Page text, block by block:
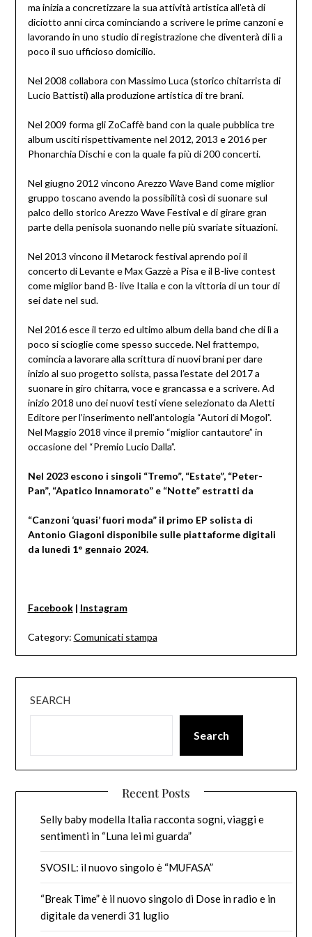
ma inizia a concretizzare la sua attività artistica all’età di
diciotto anni circa cominciando a scrivere le prime canzoni e
lavorando in uno studio di registrazione che diventerà di lì a
poco il suo ufficioso domicilio.
Nel 2008 collabora con Massimo Luca (storico chitarrista di
Lucio Battisti) alla produzione artistica di tre brani.
Nel 2009 forma gli ZoCaffè band con la quale pubblica tre
album usciti rispettivamente nel 2012, 2013 e 2016 per
Phonarchia Dischi e con la quale fa più di 200 concerti.
Nel giugno 2012 vincono Arezzo Wave Band come miglior
gruppo toscano avendo la possibilità così di suonare sul
palco dello storico Arezzo Wave Festival e di girare gran
parte della penisola suonando nelle più svariate situazioni.
Nel 2013 vincono il Metarock festival aprendo poi il
concerto di Levante e Max Gazzè a Pisa e il B-live contest
come miglior band B- live Italia e con la vittoria di un tour di
sei date nel sud.
Nel 2016 esce il terzo ed ultimo album della band che di lì a
poco si scioglie come spesso succede. Nel frattempo,
comincia a lavorare alla scrittura di nuovi brani per dare
inizio al suo progetto solista, passa l’estate del 2017 a
suonare in giro chitarra, voce e grancassa e a scrivere. Ad
inizio 2018 uno dei nuovi testi viene selezionato da Aletti
Editore per l’inserimento nell’antologia “Autori di Mogol”.
Nel Maggio 2018 vince il premio “miglior cantautore” in
occasione del “Premio Lucio Dalla”.
Nel 2023 escono i singoli “Tremo”, “Estate”, “Peter-
Pan”, “Apatico Innamorato” e “Notte” estratti da
“Canzoni ‘quasi’ fuori moda” il primo EP solista di
Antonio Giagoni disponibile sulle piattaforme digitali
da lunedì 1° gennaio 2024.
Facebook| Instagram
Category: Comunicati stampa
SEARCH
Search
Recent Posts
Selly baby modella Italia racconta sogni, viaggi e
sentimenti in “Luna lei mi guarda”
SVOSIL: il nuovo singolo è “MUFASA”
“Break Time” è il nuovo singolo di Dose in radio e in
digitale da venerdì 31 luglio